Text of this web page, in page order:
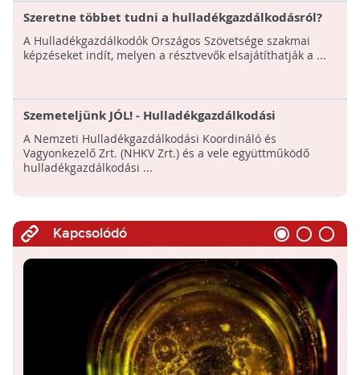
Szeretne többet tudni a hulladékgazdálkodásról?
Ezen a tanfolyamon megteheti
A Hulladékgazdálkodók Országos Szövetsége szakmai
képzéseket indít, melyen a résztvevők elsajátíthatják a ...
Szemeteljünk JÓL! - Hulladékgazdálkodási
közszolgáltatók lakossági szemléletformáló
munkája
A Nemzeti Hulladékgazdálkodási Koordináló és
Vagyonkezelő Zrt. (NHKV Zrt.) és a vele együttműködő
hulladékgazdálkodási ...
Kapcsolódó